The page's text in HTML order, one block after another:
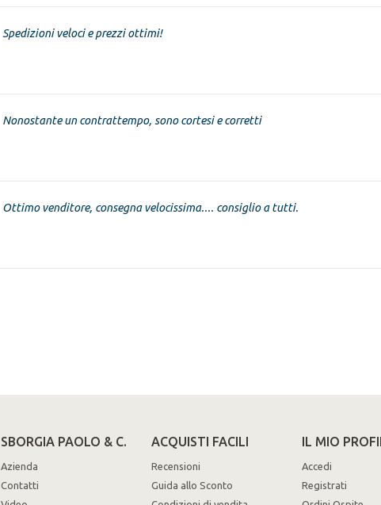
Spedizioni veloci e prezzi ottimi!
Nonostante un contrattempo, sono cortesi e corretti
Ottimo venditore, consegna velocissima.... consiglio a tutti.
SBORGIA PAOLO & C.
Azienda
Contatti
ACQUISTI FACILI
Recensioni
Guida allo Sconto
IL MIO
Accedi
Registrati